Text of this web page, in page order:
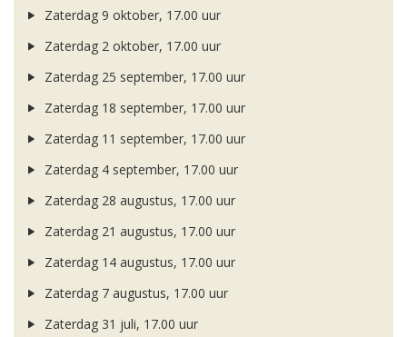
Zaterdag 9 oktober, 17.00 uur
Zaterdag 2 oktober, 17.00 uur
Zaterdag 25 september, 17.00 uur
Zaterdag 18 september, 17.00 uur
Zaterdag 11 september, 17.00 uur
Zaterdag 4 september, 17.00 uur
Zaterdag 28 augustus, 17.00 uur
Zaterdag 21 augustus, 17.00 uur
Zaterdag 14 augustus, 17.00 uur
Zaterdag 7 augustus, 17.00 uur
Zaterdag 31 juli, 17.00 uur